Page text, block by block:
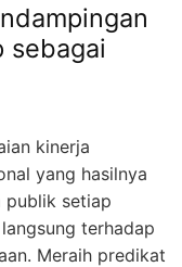
sebagai
kinerja
yang hasilnya
publik setiap
terhadap
Meraih predikat